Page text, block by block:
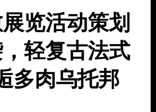
览活动策划
轻复古法式
多肉乌托邦